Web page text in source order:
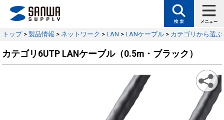
トップ> 製品情報 > ネットワーク > LAN > LANケーブル > カテゴリから選ぶ
カテゴリ6UTP LANケーブル（0.5m・ブラック）